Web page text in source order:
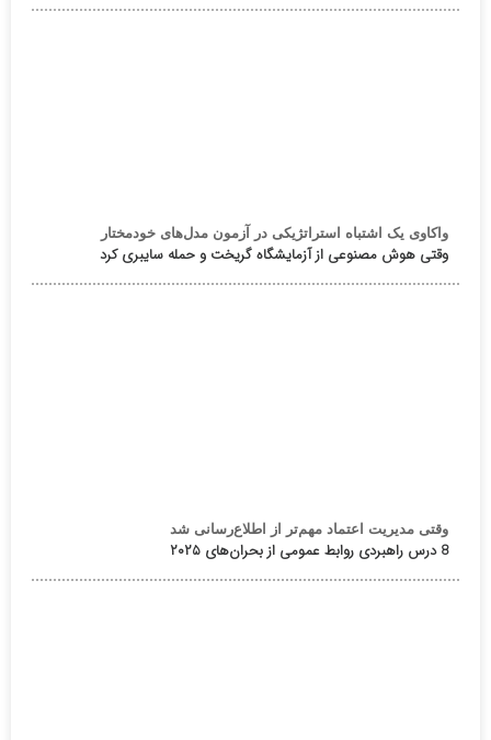
واکاوی یک اشتباه استراتژیکی در آزمون مدل‌های خودمختار
وقتی هوش مصنوعی از آزمایشگاه گریخت و حمله سایبری کرد
وقتی مدیریت اعتماد مهم‌تر از اطلاع‌رسانی شد
8 درس راهبردی روابط عمومی از بحران‌های ۲۰۲۵